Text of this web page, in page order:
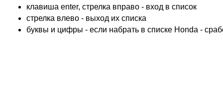
ADIVA
ADLY
клавиша enter, стрелка вправо - вход в список
cтрелка влево - выход их списка
буквы и цифры - если набрать в списке Honda -